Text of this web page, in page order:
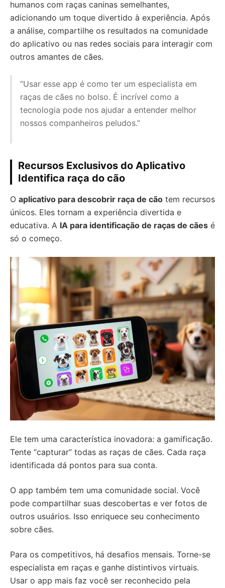
humanos com raças caninas semelhantes,
adicionando um toque divertido à experiência. Após
a análise, compartilhe os resultados na comunidade
do aplicativo ou nas redes sociais para interagir com
outros amantes de cães.
“Usar esse app é como ter um especialista em
raças de cães no bolso. É incrível como a
tecnologia pode nos ajudar a entender melhor
nossos companheiros peludos.”
Recursos Exclusivos do Aplicativo
Identifica raça do cão
O aplicativo para descobrir raça de cão tem recursos
únicos. Eles tornam a experiência divertida e
educativa. A IA para identificação de raças de cães é
só o começo.
Ele tem uma característica inovadora: a gamificação.
Tente “capturar” todas as raças de cães. Cada raça
identificada dá pontos para sua conta.
O app também tem uma comunidade social. Você
pode compartilhar suas descobertas e ver fotos de
outros usuários. Isso enriquece seu conhecimento
sobre cães.
Para os competitivos, há desafios mensais. Torne-se
especialista em raças e ganhe distintivos virtuais.
Usar o app mais faz você ser reconhecido pela